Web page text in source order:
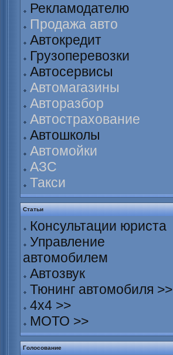
Рекламодателю
Продажа авто
Автокредит
Грузоперевозки
Автосервисы
Автомагазины
Авторазбор
Автострахование
Автошколы
Автомойки
АЗС
Такси
Статьи
Консультации юриста
Управление
автомобилем
Автозвук
Тюнинг автомобиля >>
4х4 >>
МОТО >>
Голосование